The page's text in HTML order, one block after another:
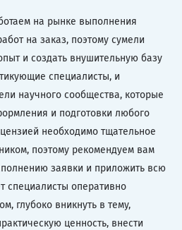
на рынке выполнения
на заказ, поэтому сумели
и создать внушительную базу
специалисты, и
научного сообщества, которые
и подготовки любого
необходимо тщательное
поэтому рекомендуем вам
заявки и приложить всю
специалисты оперативно
глубоко вникнуть в тему,
ценность, внести